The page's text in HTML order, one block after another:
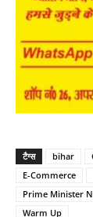
टैग्स bihar
E-Commerce
Prime Minister
Warm Up